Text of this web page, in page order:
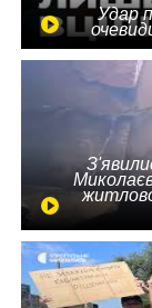
Удар